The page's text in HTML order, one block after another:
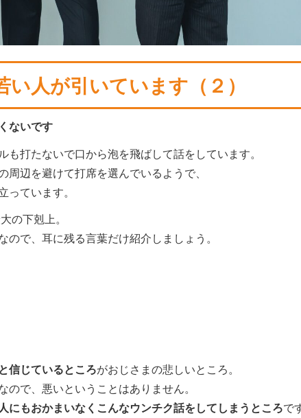
人が引いています（２）
ないです
打たないで口から泡を飛ばして話をしています。
辺を避けて打席を選んでいるようで、
ています。
の下剋上。
で、耳に残る言葉だけ紹介しましょう。
信じているところがおじさまの悲しいところ。
で、悪いということはありません。
にもおかまいなくこんなウンチク話をしてしまうところで